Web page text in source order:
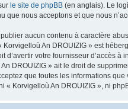
le site de phpBB (en anglais). Le
que nous acceptons et que nous
aucun contenu à caractère
Korvigelloù An DROUIZIG » est
d’avertir votre fournisseur d’accès
DROUIZIG » ait le droit de
que toutes les informations
« Korvigelloù An DROUIZIG », ni